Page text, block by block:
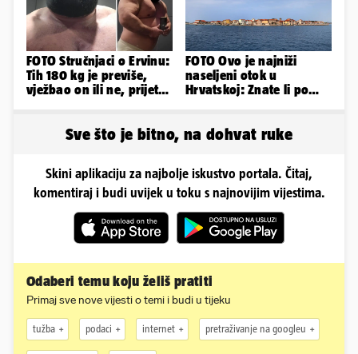
FOTO Stručnjaci o Ervinu:
Tih 180 kg je previše,
vježbao on ili ne, prijete
FOTO Ovo je najniži
naseljeni otok u
Hrvatskoj: Znate li po
Sve što je bitno, na dohvat ruke
Skini aplikaciju za najbolje iskustvo portala. Čitaj,
komentiraj i budi uvijek u toku s najnovijim vijestima.
Odaberi temu koju želiš pratiti
Primaj sve nove vijesti o temi i budi u tijeku
tužba podaci internet pretraživanje na googleu